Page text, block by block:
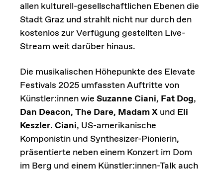
allen kulturell-gesellschaftlichen Ebenen die
Stadt Graz und strahlt nicht nur durch den
kostenlos zur Verfügung gestellten Live-
Stream weit darüber hinaus.
Die musikalischen Höhepunkte des Elevate
Festivals 2025 umfassten Auftritte von
Künstler:innen wie Suzanne Ciani, Fat Dog,
Dan Deacon, The Dare, Madam X und Eli
Keszler. Ciani, US-amerikanische
Komponistin und Synthesizer-Pionierin,
präsentierte neben einem Konzert im Dom
im Berg und einem Künstler:innen-Talk auch